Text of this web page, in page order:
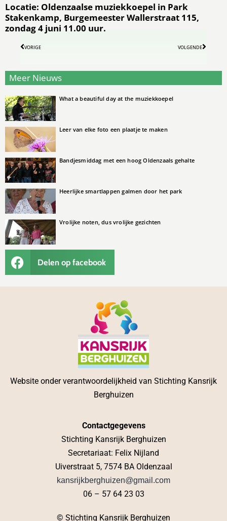
Locatie: Oldenzaalse muziekkoepel in Park
Stakenkamp, Burgemeester Wallerstraat 115,
zondag 4 juni 11.00 uur.
VORIGE VOLGENDE
Meer Nieuws
What a beautiful day at the muziekkoepel
Leer van elke foto een plaatje te maken
Bandjesmiddag met een hoog Oldenzaals gehalte
Heerlijke smartlappen galmen door het park
Vrolijke noten, dus vrolijke gezichten
Delen op facebook
Website onder verantwoordelijkheid van Stichting Kansrijk
Berghuizen
Contactgegevens
Stichting Kansrijk Berghuizen
Secretariaat: Felix Nijland
Uiverstraat 5, 7574 BA Oldenzaal
kansrijkberghuizen@gmail.com
06 – 57 64 23 03
© Stichting Kansrijk Berghuizen